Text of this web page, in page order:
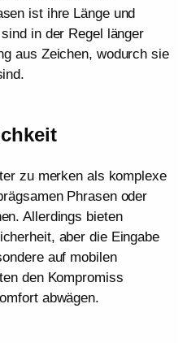
ist ihre Länge und
in der Regel länger
aus Zeichen, wodurch sie
zu merken als komplexe
Phrasen oder
Allerdings bieten
aber die Eingabe
auf mobilen
den Kompromiss
abwägen.